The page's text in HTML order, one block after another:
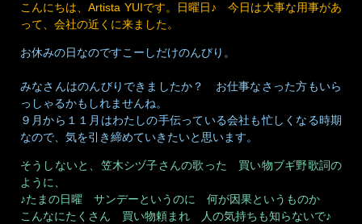
こんにちは、Artista YUIです。日曜日♪ 今日は大事な用事があ
って、会社の近くに来ました。
お休みの日なのですこーしだけのんびり。
みなさんはのんびりできましたか？ お仕事なさった方もいら
っしゃるかもしれませんね。
９月から１１月はわたしの手伝っている会社も忙しくなる時期
なので、気を引き締めていきたいと思います。
そうしないと、笠木シヅ子さんの歌った 買い物ブギ野歌詞の
ように、
♪たまの日曜 サンデーというのに 何が因果というものか
こんなにたくさん 買い物頼まれ 人の気持ちも知らないで♪